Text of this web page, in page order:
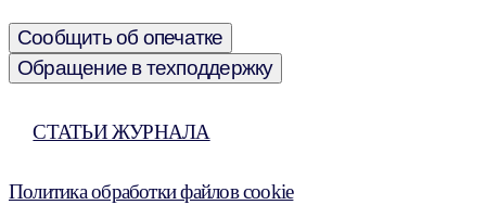
Сообщить об опечатке
Обращение в техподдержку
СТАТЬИ ЖУРНАЛА
Политика обработки файлов cookie